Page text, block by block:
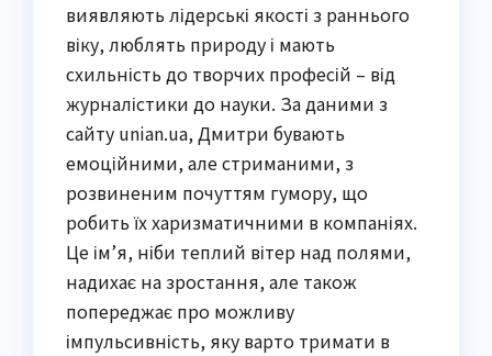
виявляють лідерські якості з раннього
віку, люблять природу і мають
схильність до творчих професій – від
журналістики до науки. За даними з
сайту unian.ua, Дмитри бувають
емоційними, але стриманими, з
розвиненим почуттям гумору, що
робить їх харизматичними в компаніях.
Це ім’я, ніби теплий вітер над полями,
надихає на зростання, але також
попереджає про можливу
імпульсивність, яку варто тримати в